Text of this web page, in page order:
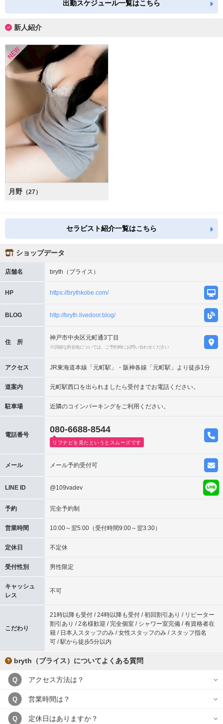
出勤スケジュール一覧はこちら
新人紹介
月野 （27）
セラピスト紹介一覧はこちら
ショップデータ
店舗名 bryth（ブライス）
HP https://brythkobe.com/
BLOG http://bryth.livedoor.blog/
住 所
神戸市中央区元町通3丁目
※詳細な所在地については、ご予約時にお問い合わせください
アクセス JR東海道本線「元町駅」・阪神各線「元町駅」より徒歩1分
道案内 元町駅西口を出られましたら受付までお電話ください。
駐車場 近隣のコインパーキングをご利用ください。
電話番号
080-6688-8544
リフナビを見たというとスムーズです
メール メール予約受付可
LINE ID @109vadev
予約 完全予約制
営業時間 10:00～翌5:00（受付時間9:00～翌3:30）
定休日 不定休
受付性別 男性限定
キャッシュ
レス
不可
こだわり
21時以降も受付 / 24時以降も受付 / 初回割引あり / リピーター
割引あり / 2名様歓迎 / 完全個室 / シャワー室完備 / 有資格者在
籍 / 日本人スタッフのみ / 女性スタッフのみ / スタッフ指名
可 / 駅から徒歩5分以内
bryth（ブライス）についてよくある質問
Q アクセス方法は？
Q 営業時間は？
Q 定休日はありますか？